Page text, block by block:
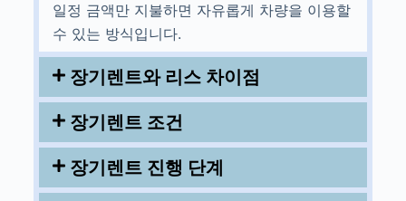
일정 금액만 지불하면 자유롭게 차량을 이용할
수 있는 방식입니다.
장기렌트와 리스 차이점
장기렌트 조건
장기렌트 진행 단계